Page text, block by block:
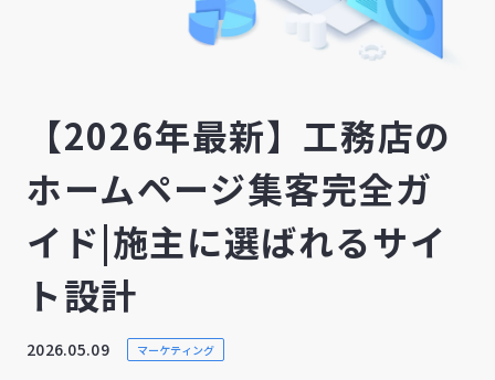
【2026年最新】工務店の
ホームページ集客完全ガ
イド|施主に選ばれるサイ
ト設計
2026.05.09 マーケティング